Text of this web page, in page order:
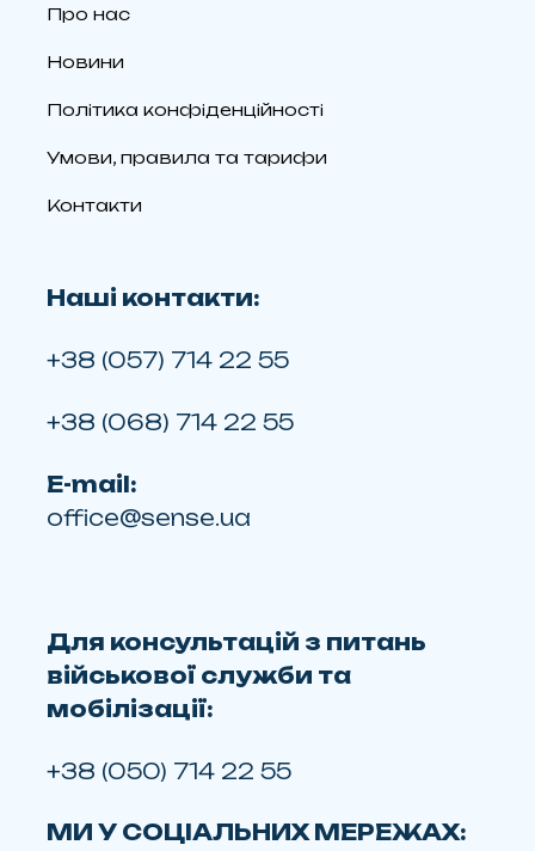
Про нас
Новини
Політика конфіденційності
Умови, правила та тарифи
Контакти
Наші контакти:
+38 (057) 714 22 55
+38 (068) 714 22 55
E-mail:
office@sense.ua
Для консультацій з питань
військової служби та
мобілізації:
+38 (050) 714 22 55
МИ У СОЦІАЛЬНИХ МЕРЕЖАХ: